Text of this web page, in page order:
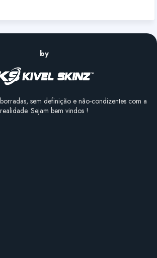
by
sem definição e não-condizentes com a
realidade. Sejam bem vindos !